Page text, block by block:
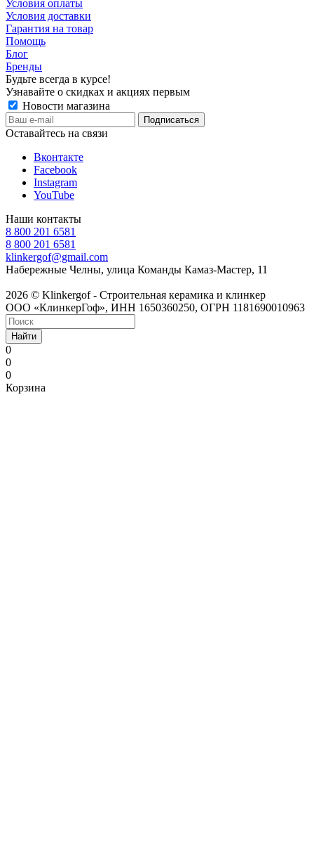
Условия оплаты
Условия доставки
Гарантия на товар
Помощь
Блог
Бренды
Будьте всегда в курсе!
Узнавайте о скидках и акциях первым
Новости магазина
Оставайтесь на связи
Вконтакте
Facebook
Instagram
YouTube
Наши контакты
8 800 201 6581
8 800 201 6581
klinkergof@gmail.com
Набережные Челны, улица Команды Камаз-Мастер, 11
2026 © Klinkergof - Строительная керамика и клинкер
ООО «КлинкерГоф», ИНН 1650360250, ОГРН 1181690010963
Найти
0
0
0
Корзина